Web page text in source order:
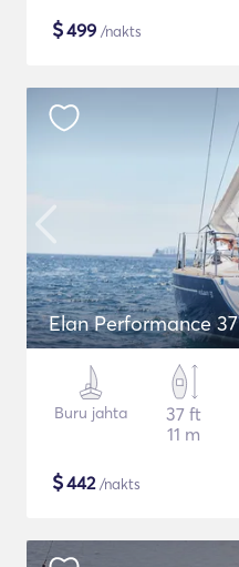
$499 /nakts
Elan Performance 37
Buru jahta
37 ft
11 m
$442/nakts